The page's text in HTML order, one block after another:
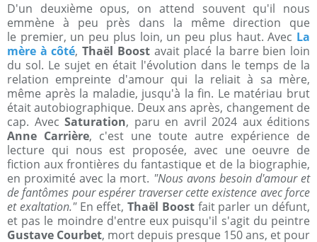
D'un deuxième opus, on attend souvent qu'il nous
emmène à peu près dans la même direction que
le premier, un peu plus loin, un peu plus haut. Avec La
mère à côté,Thaël Boostavait placé la barre bien loin
du sol. Le sujet en était l'évolution dans le temps de la
relation empreinte d'amour qui la reliait à sa mère,
même après la maladie, jusqu'à la fin. Le matériau brut
était autobiographique. Deux ans après, changement de
cap. Avec Saturation, paru en avril 2024 aux éditions
Anne Carrière, c'est une toute autre expérience de
lecture qui nous est proposée, avec une oeuvre de
fiction aux frontières du fantastique et de la biographie,
en proximité avec la mort. "Nous avons besoin d'amour et
de fantômes pour espérer traverser cette existence avec force
et exaltation."En effet,Thaël Boostfait parler un défunt,
et pas le moindre d'entre eux puisqu'il s'agit du peintre
Gustave Courbet, mort depuis presque 150 ans, et pour